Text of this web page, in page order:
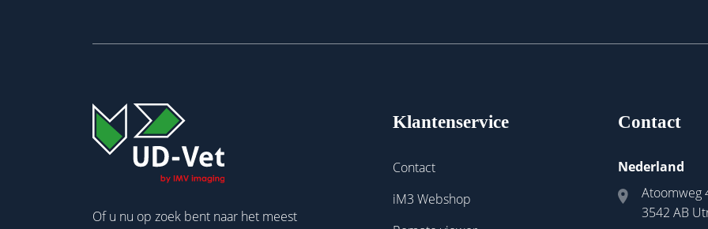
Of u nu op zoek bent naar het meest
Klantenservice
Contact
iM3 Webshop
Contact
Nederland
Atoomweg
3542 AB